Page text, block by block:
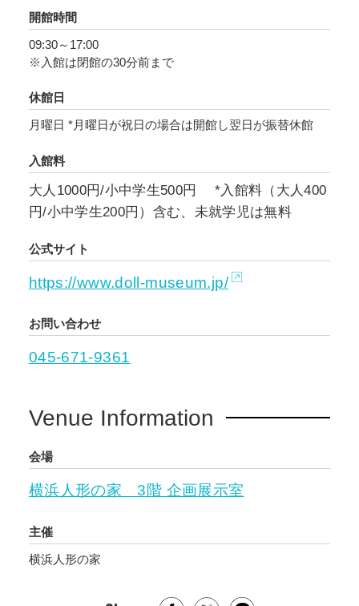
開館時間
09:30～17:00
※入館は閉館の30分前まで
休館日
月曜日 *月曜日が祝日の場合は開館し翌日が振替休館
入館料
大人1000円/小中学生500円 *入館料（大人400
円/小中学生200円）含む、未就学児は無料
公式サイト
https://www.doll-museum.jp/
お問い合わせ
045-671-9361
Venue Information
会場
横浜人形の家 3階 企画展示室
主催
横浜人形の家